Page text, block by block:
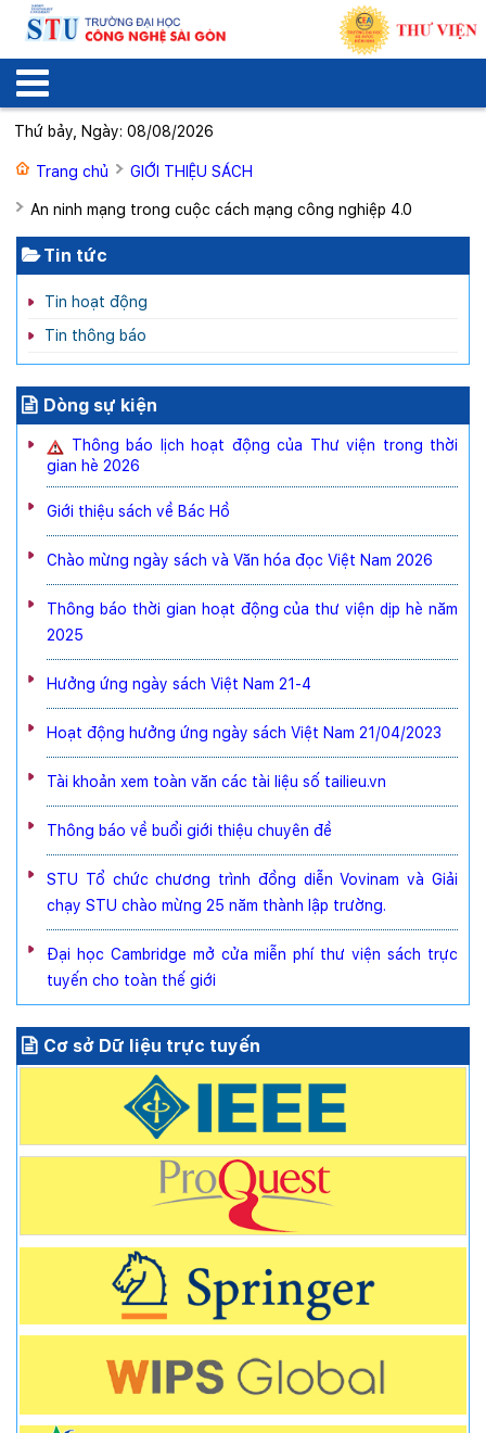
Thứ bảy, Ngày: 08/08/2026
Trang chủ GIỚI THIỆU SÁCH
An ninh mạng trong cuộc cách mạng công nghiệp 4.0
Tin tức
Tin hoạt động
Tin thông báo
Dòng sự kiện
Thông báo lịch hoạt động của Thư viện trong thời
gian hè 2026
Giới thiệu sách về Bác Hồ
Chào mừng ngày sách và Văn hóa đọc Việt Nam 2026
Thông báo thời gian hoạt động của thư viện dịp hè năm
2025
Hưởng ứng ngày sách Việt Nam 21-4
Hoạt động hưởng ứng ngày sách Việt Nam 21/04/2023
Tài khoản xem toàn văn các tài liệu số tailieu.vn
Thông báo về buổi giới thiệu chuyên đề
STU Tổ chức chương trình đồng diễn Vovinam và Giải
chạy STU chào mừng 25 năm thành lập trường.
Đại học Cambridge mở cửa miễn phí thư viện sách trực
tuyến cho toàn thế giới
Cơ sở Dữ liệu trực tuyến